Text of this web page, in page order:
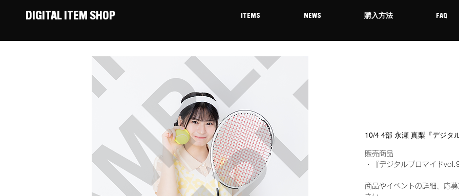
DIGITAL ITEM SHOP ITEMS NEWS 購入方法 FAQ
10/4 4部 永瀬 真梨『デジタ
販売商品
・『デジタルブロマイド
商品やイベントの詳細、応